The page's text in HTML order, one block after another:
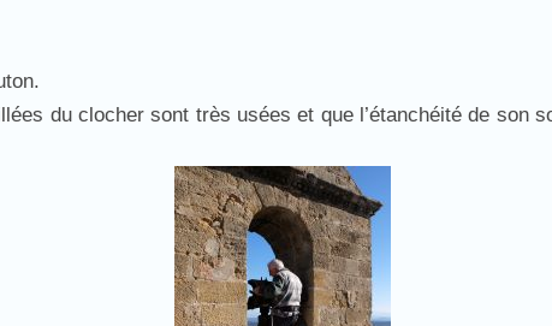
du clocher sont très usées et que l’étanchéité de son